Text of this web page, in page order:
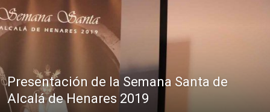
Presentación de la Semana Santa de
Alcalá de Henares 2019